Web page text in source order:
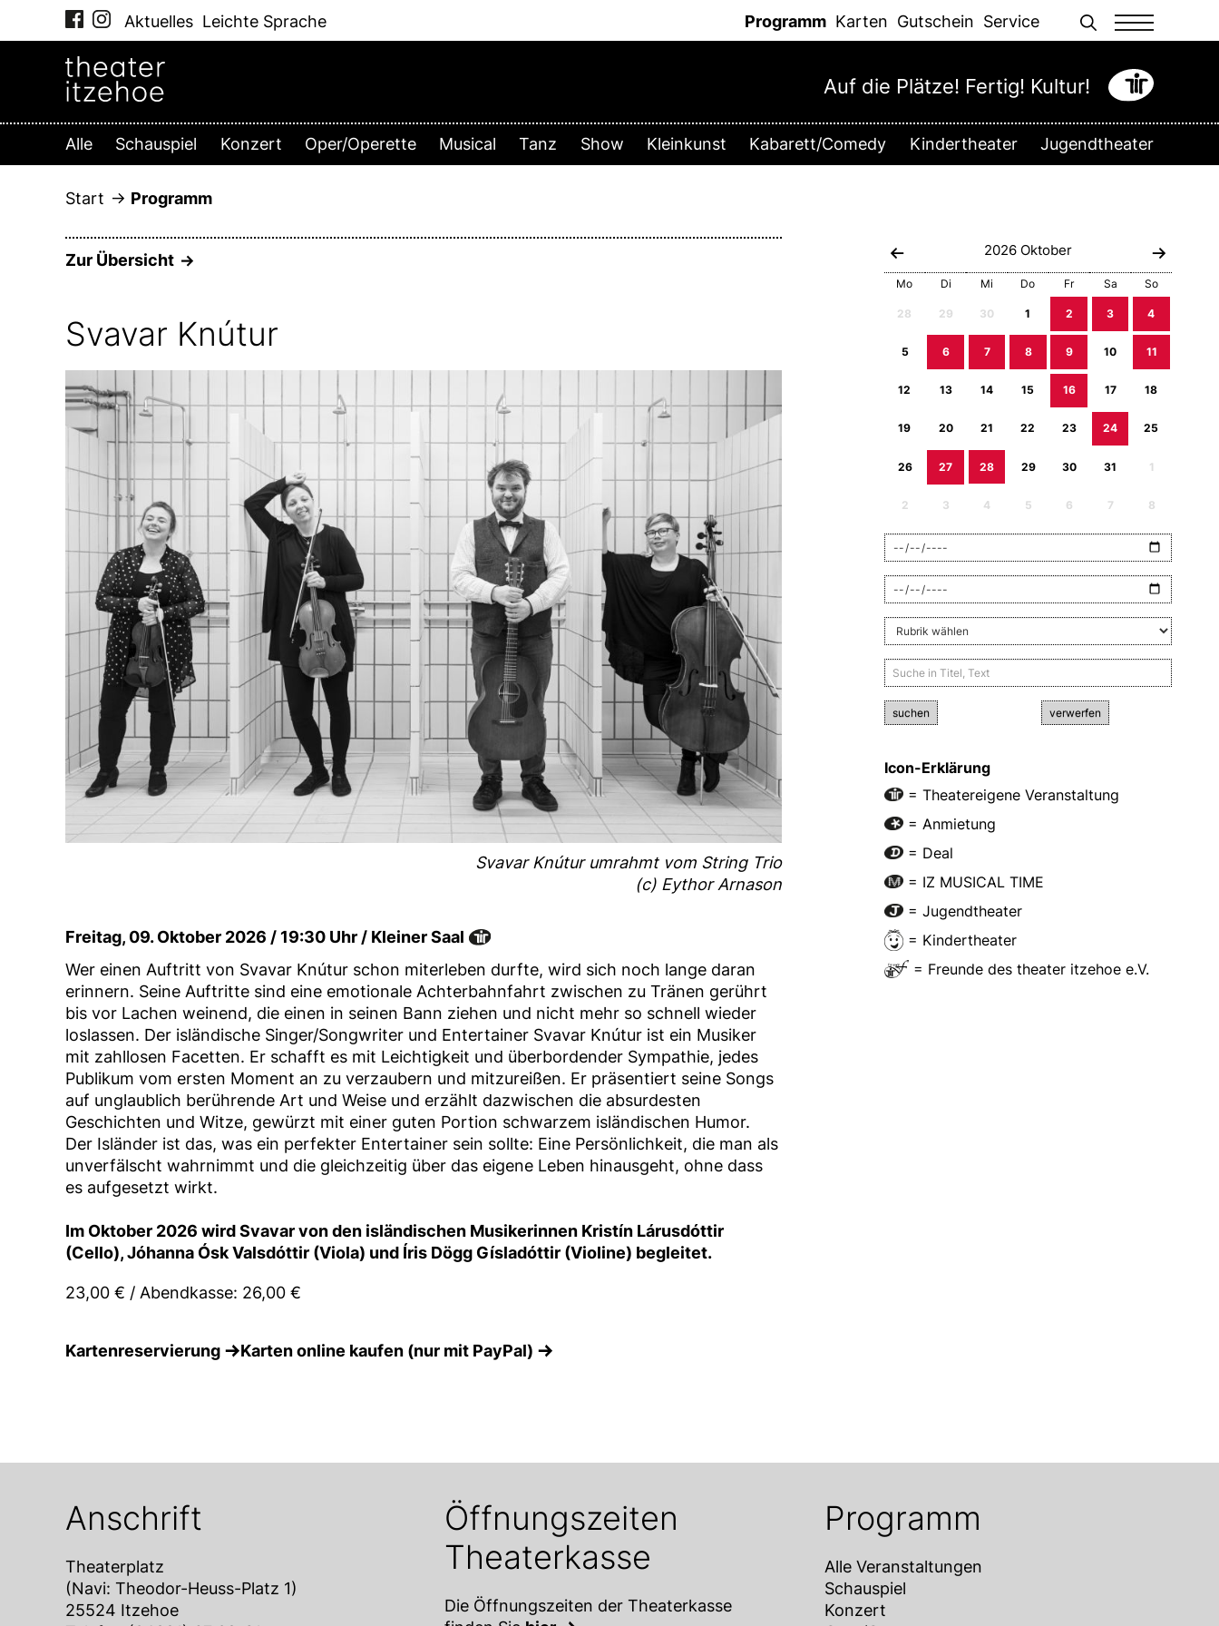
Aktuelles Leichte Sprache Programm Karten Gutschein Service
Auf die Plätze! Fertig! Kultur!
Alle Schauspiel Konzert Oper/Operette Musical Tanz Show Kleinkunst Kabarett/Comedy Kindertheater Jugendtheater
Start Programm
Zur Übersicht
Svavar Knútur
Svavar Knútur umrahmt vom String Trio
(c) Eythor Arnason
Freitag, 09. Oktober 2026 / 19:30 Uhr / Kleiner Saal
Wer einen Auftritt von Svavar Knútur schon miterleben durfte, wird sich noch lange daran
erinnern. Seine Auftritte sind eine emotionale Achterbahnfahrt zwischen zu Tränen gerührt
bis vor Lachen weinend, die einen in seinen Bann ziehen und nicht mehr so schnell wieder
loslassen. Der isländische Singer/Songwriter und Entertainer Svavar Knútur ist ein Musiker
mit zahllosen Facetten. Er schafft es mit Leichtigkeit und überbordender Sympathie, jedes
Publikum vom ersten Moment an zu verzaubern und mitzureißen. Er präsentiert seine Songs
auf unglaublich berührende Art und Weise und erzählt dazwischen die absurdesten
Geschichten und Witze, gewürzt mit einer guten Portion schwarzem isländischen Humor.
Der Isländer ist das, was ein perfekter Entertainer sein sollte: Eine Persönlichkeit, die man als
unverfälscht wahrnimmt und die gleichzeitig über das eigene Leben hinausgeht, ohne dass
es aufgesetzt wirkt.
Im Oktober 2026 wird Svavar von den isländischen Musikerinnen Kristín Lárusdóttir
(Cello), Jóhanna Ósk Valsdóttir (Viola) und Íris Dögg Gísladóttir (Violine) begleitet.
23,00 € / Abendkasse: 26,00 €
Kartenreservierung Karten online kaufen (nur mit PayPal)
2026 Oktober
Mo Di Mi Do Fr Sa So
28 29 30 1 2 3 4
5 6 7 8 9 10 11
12 13 14 15 16 17 18
19 20 21 22 23 24 25
26 27 28 29 30 31 1
2 3 4 5 6 7 8
suchen verwerfen
Icon-Erklärung
= Theatereigene Veranstaltung
= Anmietung
= Deal
= IZ MUSICAL TIME
= Jugendtheater
= Kindertheater
= Freunde des theater itzehoe e.V.
Anschrift
Theaterplatz
(Navi: Theodor-Heuss-Platz 1)
25524 Itzehoe
Öffnungszeiten
Theaterkasse
Die Öffnungszeiten der Theaterkasse
Programm
Alle Veranstaltungen
Schauspiel
Konzert